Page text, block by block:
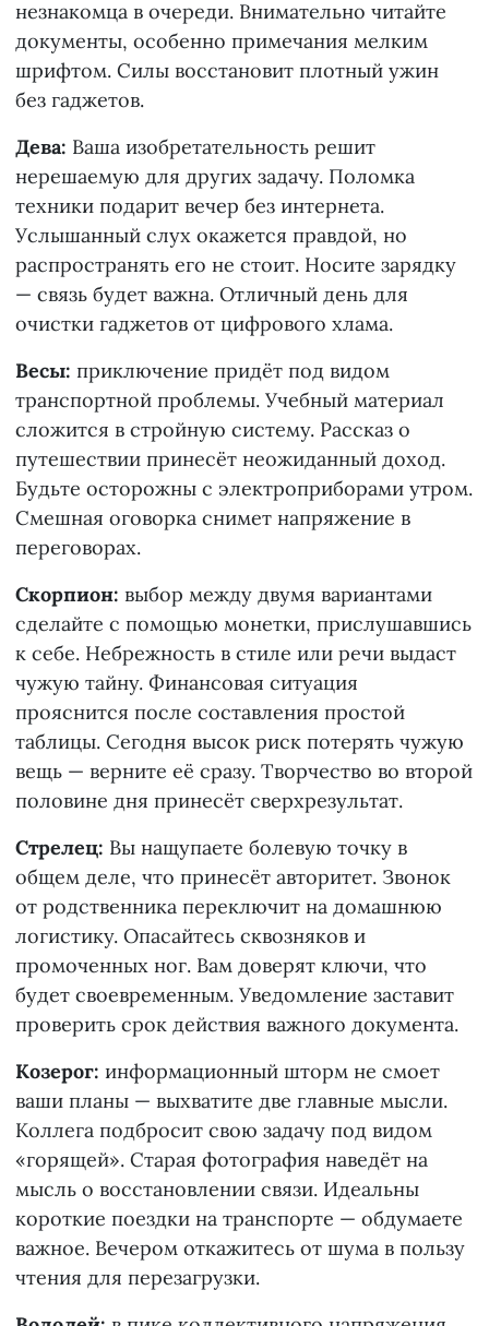
незнакомца в очереди. Внимательно читайте
документы, особенно примечания мелким
шрифтом. Силы восстановит плотный ужин
без гаджетов.
Дева: Ваша изобретательность решит
нерешаемую для других задачу. Поломка
техники подарит вечер без интернета.
Услышанный слух окажется правдой, но
распространять его не стоит. Носите зарядку
— связь будет важна. Отличный день для
очистки гаджетов от цифрового хлама.
Весы: приключение придёт под видом
транспортной проблемы. Учебный материал
сложится в стройную систему. Рассказ о
путешествии принесёт неожиданный доход.
Будьте осторожны с электроприборами утром.
Смешная оговорка снимет напряжение в
переговорах.
Скорпион: выбор между двумя вариантами
сделайте с помощью монетки, прислушавшись
к себе. Небрежность в стиле или речи выдаст
чужую тайну. Финансовая ситуация
прояснится после составления простой
таблицы. Сегодня высок риск потерять чужую
вещь — верните её сразу. Творчество во второй
половине дня принесёт сверхрезультат.
Стрелец: Вы нащупаете болевую точку в
общем деле, что принесёт авторитет. Звонок
от родственника переключит на домашнюю
логистику. Опасайтесь сквозняков и
промоченных ног. Вам доверят ключи, что
будет своевременным. Уведомление заставит
проверить срок действия важного документа.
Козерог: информационный шторм не смоет
ваши планы — выхватите две главные мысли.
Коллега подбросит свою задачу под видом
«горящей». Старая фотография наведёт на
мысль о восстановлении связи. Идеальны
короткие поездки на транспорте — обдумаете
важное. Вечером откажитесь от шума в пользу
чтения для перезагрузки.